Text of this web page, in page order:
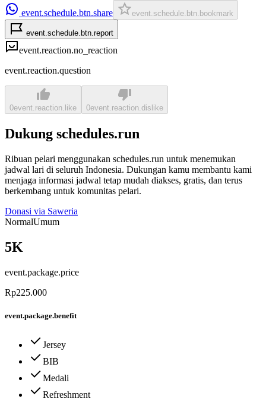
event.schedule.btn.share
event.schedule.btn.bookmark
event.schedule.btn.report
event.reaction.no_reaction
event.reaction.question
0event.reaction.like 0event.reaction.dislike
Dukung schedules.run
Ribuan pelari menggunakan schedules.run untuk menemukan
jadwal lari di seluruh Indonesia. Dukungan kamu membantu kami
menjaga informasi jadwal tetap mudah diakses, gratis, dan terus
berkembang untuk komunitas pelari.
Donasi via Saweria
NormalUmum
5K
event.package.price
Rp225.000
event.package.benefit
Jersey
BIB
Medali
Refreshment